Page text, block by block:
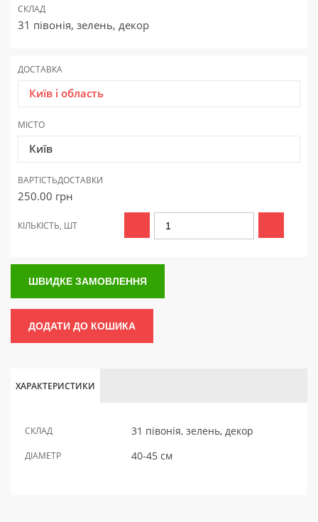
СКЛАД
31 півонія, зелень, декор
ДОСТАВКА
Київ і область
МІСТО
Київ
ВАРТІСТЬДОСТАВКИ
250.00 грн
КІЛЬКІСТЬ, ШТ
ШВИДКЕ ЗАМОВЛЕННЯ
ДОДАТИ ДО КОШИКА
ХАРАКТЕРИСТИКИ
СКЛАД 31 півонія, зелень, декор
ДІАМЕТР 40-45 см